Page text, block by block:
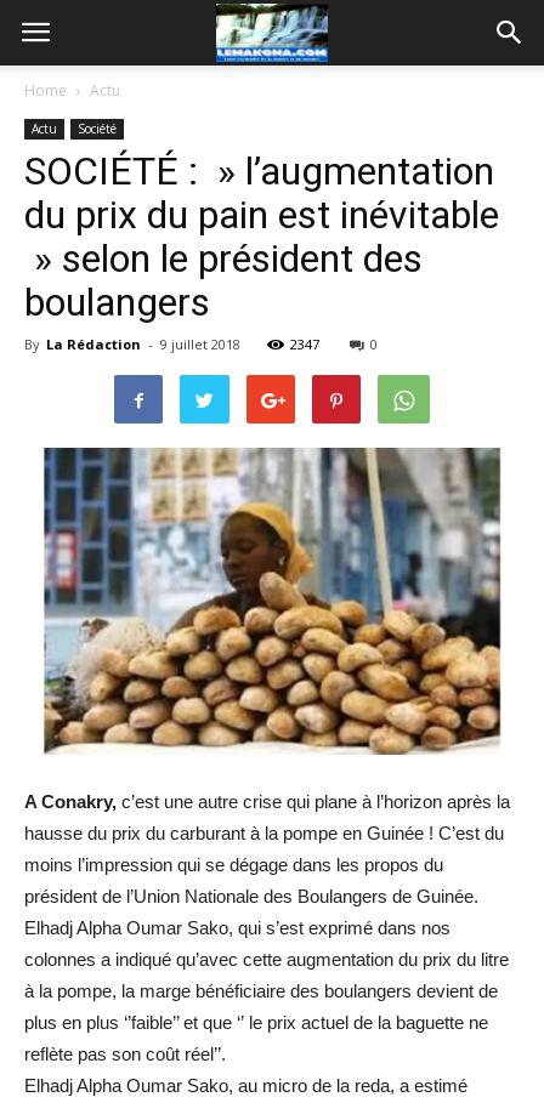
Home Actu
Actu Société
SOCIÉTÉ : » l’augmentation
du prix du pain est inévitable
» selon le président des
boulangers
By La Rédaction - 9 juillet 2018 2347 0
A Conakry, c’est une autre crise qui plane à l’horizon après la
hausse du prix du carburant à la pompe en Guinée ! C’est du
moins l’impression qui se dégage dans les propos du
président de l’Union Nationale des Boulangers de Guinée.
Elhadj Alpha Oumar Sako, qui s’est exprimé dans nos
colonnes a indiqué qu’avec cette augmentation du prix du litre
à la pompe, la marge bénéficiaire des boulangers devient de
plus en plus ‘’faible’’ et que ‘’ le prix actuel de la baguette ne
reflète pas son coût réel’’.
Elhadj Alpha Oumar Sako, au micro de la reda, a estimé